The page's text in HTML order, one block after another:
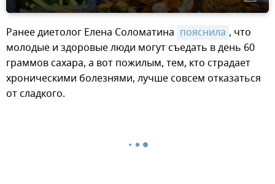
Ранее диетолог Елена Соломатина пояснила , что
молодые и здоровые люди могут съедать в день 60
граммов сахара, а вот пожилым, тем, кто страдает
хроническими болезнями, лучше совсем отказаться
от сладкого.